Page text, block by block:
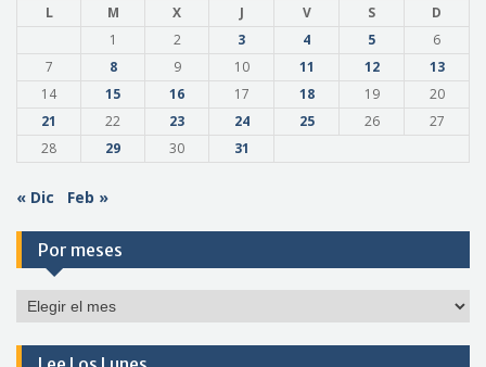
L M X J V S
D
1
2 3 4 5
6
7
8 9 10 11 12
13
14
15 16 17 18 19
20
21
22 23 24 25 26
27
28
29 30 31
« Dic Feb »
Por meses
Por